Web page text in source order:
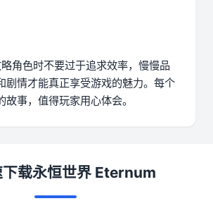
角色时不要过于追求效率，慢慢品
剧情才能真正享受游戏的魅力。每个
故事，值得玩家用心体会。
下载永恒世界 Eternum